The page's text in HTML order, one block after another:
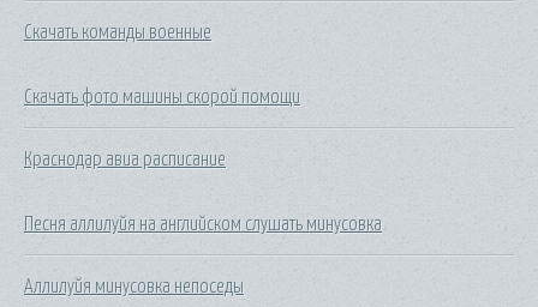
Скачать команды военные
Скачать фото машины скорой помощи
Краснодар авиа расписание
Песня аллилуйя на английском слушать минусовка
Аллилуйя минусовка непоседы